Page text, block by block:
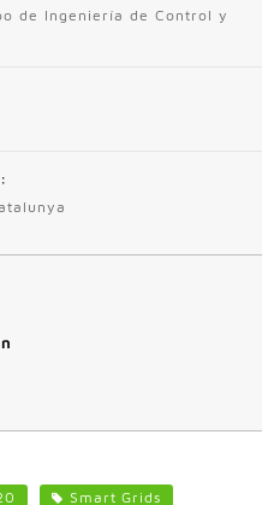
de Ingeniería de Control y
Smart Grids